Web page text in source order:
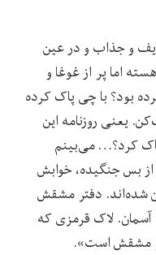
و جذاب و در عین
اما پر از غوغا و
بود؟ با چی پاک کرده
یعنی روزنامه این
کرد؟… می‌بینم
بس جنگیده، خوابش
دفتر مشقش
لاک قرمزی که
مشقش است».